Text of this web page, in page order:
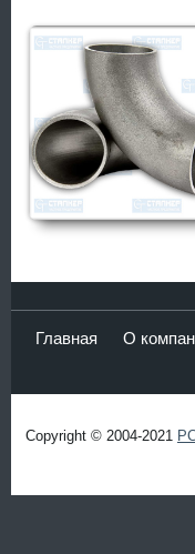
Главная О
Copyright © 2004-2021